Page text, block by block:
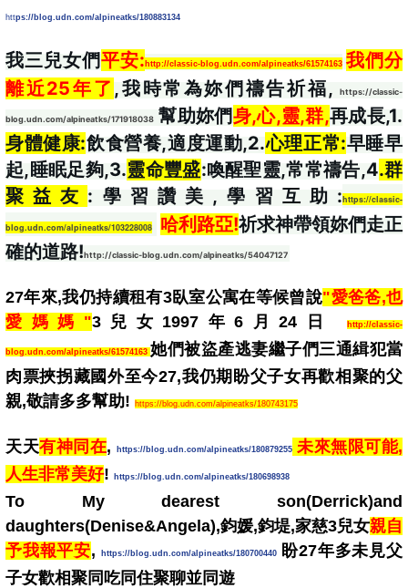
https://blog.udn.com/alpineatks/180883134
我三兒女們平安: http://classic-blog.udn.com/alpineatks/61574163 我們分
離近25年了 ,我時常為妳們禱告祈福, https://classic-
blog.udn.com/alpineatks/171918038 幫助妳們身,心,靈,群,再成長,1.
身體健康:飲食營養,適度運動,2.心理正常:早睡早
起,睡眠足夠,3.靈命豐盛:喚醒聖靈,常常禱告,4.群
聚益友 :學習讚美,學習互助:https://classic-
blog.udn.com/alpineatks/103228008 哈利路亞!祈求神帶領妳們走正
確的道路!http://classic-blog.udn.com/alpineatks/54047127
27年來,我仍持續租有3臥室公寓在等候曾說"愛爸爸,也
愛媽媽"3兒女1997年6月24日 http://classic-
blog.udn.com/alpineatks/61574163 她們被盜產逃妻繼子們三通緝犯當
肉票挾拐藏國外至今27,我仍期盼父子女再歡相聚的父
親,敬請多多幫助!
https://blog.udn.com/alpineatks/180743175
天天有神同在, https://blog.udn.com/alpineatks/180879255 未來無限可能,
人生非常美好! https://blog.udn.com/alpineatks/180698938
To My dearest son(Derrick)and
daughters(Denise&Angela),鈞媛,鈞堤,家慈3兒女親自
予我報平安, https://blog.udn.com/alpineatks/180700440 盼27年多未見父
子女歡相聚同吃同住聚聊並同遊